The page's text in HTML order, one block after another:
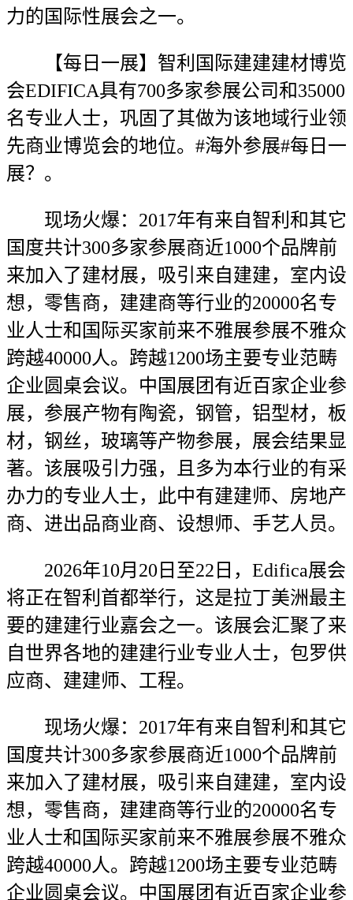
力的国际性展会之一。
【每日一展】智利国际建建建材博览
会EDIFICA具有700多家参展公司和35000
名专业人士，巩固了其做为该地域行业领
先商业博览会的地位。#海外参展#每日一
展？。
现场火爆：2017年有来自智利和其它
国度共计300多家参展商近1000个品牌前
来加入了建材展，吸引来自建建，室内设
想，零售商，建建商等行业的20000名专
业人士和国际买家前来不雅展参展不雅众
跨越40000人。跨越1200场主要专业范畴
企业圆桌会议。中国展团有近百家企业参
展，参展产物有陶瓷，钢管，铝型材，板
材，钢丝，玻璃等产物参展，展会结果显
著。该展吸引力强，且多为本行业的有采
办力的专业人士，此中有建建师、房地产
商、进出品商业商、设想师、手艺人员。
2026年10月20日至22日，Edifica展会
将正在智利首都举行，这是拉丁美洲最主
要的建建行业嘉会之一。该展会汇聚了来
自世界各地的建建行业专业人士，包罗供
应商、建建师、工程。
现场火爆：2017年有来自智利和其它
国度共计300多家参展商近1000个品牌前
来加入了建材展，吸引来自建建，室内设
想，零售商，建建商等行业的20000名专
业人士和国际买家前来不雅展参展不雅众
跨越40000人。跨越1200场主要专业范畴
企业圆桌会议。中国展团有近百家企业参